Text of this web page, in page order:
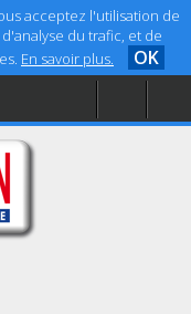
acceptez l'utilisation de
du trafic, et de
En savoir plus. OK